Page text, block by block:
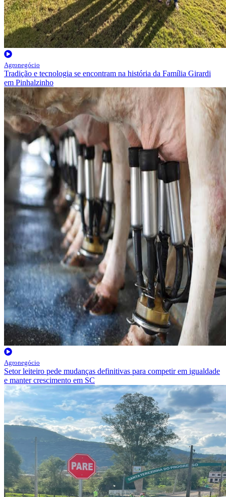
Agronegócio
Tradição e tecnologia se encontram na história da Família Girardi
em Pinhalzinho
Agronegócio
Setor leiteiro pede mudanças definitivas para competir em igualdade
e manter crescimento em SC